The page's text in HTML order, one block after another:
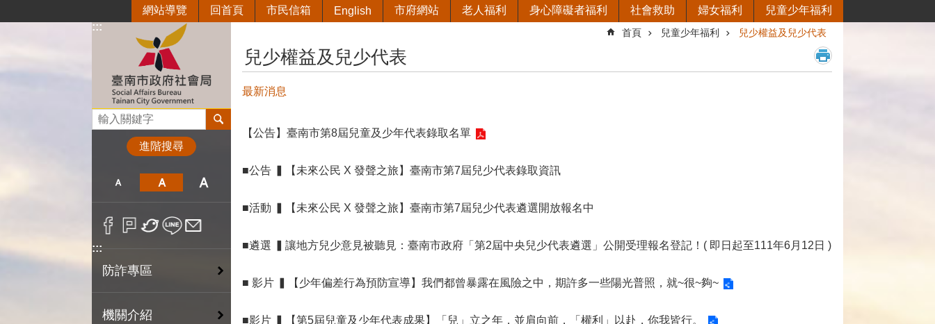
:::
網站導覽 回首頁 市民信箱 English 市府網站 老人福利 身心障礙者福利 社會救助 婦女福利 兒童少年福利
搜尋
進階搜尋
:::
防詐專區
機關介紹
首頁 兒童少年福利 兒少權益及兒少代表
兒少權益及兒少代表
最新消息
【公告】臺南市第8屆兒童及少年代表錄取名單
■公告 ▍【未來公民 X 發聲之旅】臺南市第7屆兒少代表錄取資訊
■活動 ▍【未來公民 X 發聲之旅】臺南市第7屆兒少代表遴選開放報名中
■遴選 ▍讓地方兒少意見被聽見：臺南市政府「第2屆中央兒少代表遴選」公開受理報名登記！( 即日起至111年6月12日 )
■ 影片 ▍【少年偏差行為預防宣導】我們都曾暴露在風險之中，期許多一些陽光普照，就~很~夠~
■影片 ▍【第5屆兒童及少年代表成果】「兒」立之年，並肩向前，「權利」以赴，你我皆行。